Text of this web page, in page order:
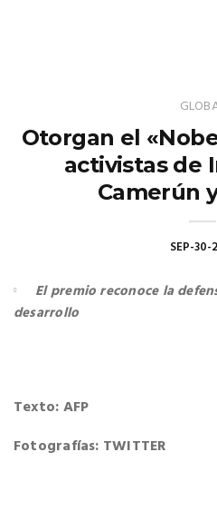
Otorgan el
activistas de
Camerún
SEP-30-
El premio reconoce la
desarrollo
Texto: AFP
Fotografías: TWITTER